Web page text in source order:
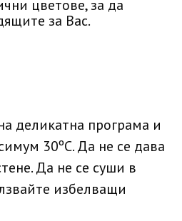
цветове, за да
за Вас.
деликатна програма и
30ºC. Да не се дава
Да не се суши в
избелващи